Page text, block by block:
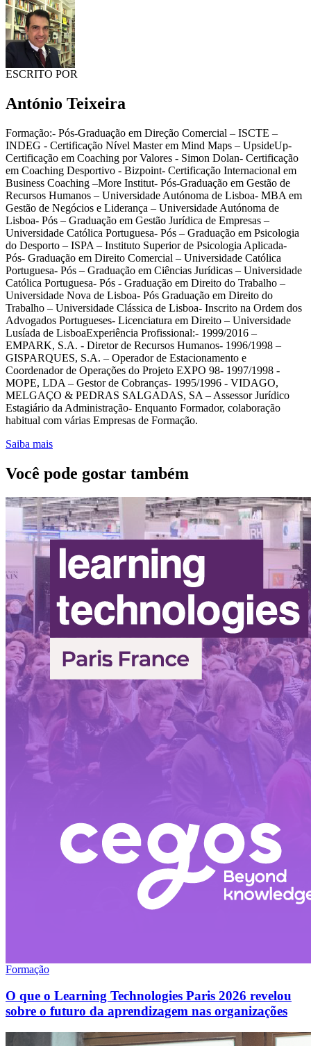
ESCRITO POR
António Teixeira
Formação:- Pós-Graduação em Direção Comercial – ISCTE –
INDEG - Certificação Nível Master em Mind Maps – UpsideUp-
Certificação em Coaching por Valores - Simon Dolan- Certificação
em Coaching Desportivo - Bizpoint- Certificação Internacional em
Business Coaching –More Institut- Pós-Graduação em Gestão de
Recursos Humanos – Universidade Autónoma de Lisboa- MBA em
Gestão de Negócios e Liderança – Universidade Autónoma de
Lisboa- Pós – Graduação em Gestão Jurídica de Empresas –
Universidade Católica Portuguesa- Pós – Graduação em Psicologia
do Desporto – ISPA – Instituto Superior de Psicologia Aplicada-
Pós- Graduação em Direito Comercial – Universidade Católica
Portuguesa- Pós – Graduação em Ciências Jurídicas – Universidade
Católica Portuguesa- Pós - Graduação em Direito do Trabalho –
Universidade Nova de Lisboa- Pós Graduação em Direito do
Trabalho – Universidade Clássica de Lisboa- Inscrito na Ordem dos
Advogados Portugueses- Licenciatura em Direito – Universidade
Lusíada de LisboaExperiência Profissional:- 1999/2016 –
EMPARK, S.A. - Diretor de Recursos Humanos- 1996/1998 –
GISPARQUES, S.A. – Operador de Estacionamento e
Coordenador de Operações do Projeto EXPO 98- 1997/1998 -
MOPE, LDA – Gestor de Cobranças- 1995/1996 - VIDAGO,
MELGAÇO & PEDRAS SALGADAS, SA – Assessor Jurídico
Estagiário da Administração- Enquanto Formador, colaboração
habitual com várias Empresas de Formação.
Saiba mais
Você pode gostar também
Formação
O que o Learning Technologies Paris 2026 revelou
sobre o futuro da aprendizagem nas organizações